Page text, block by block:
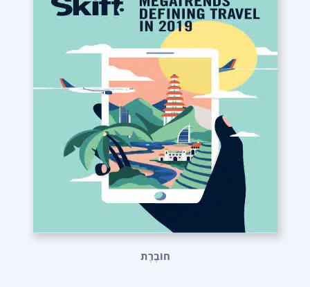
חוֹבֶרֶת